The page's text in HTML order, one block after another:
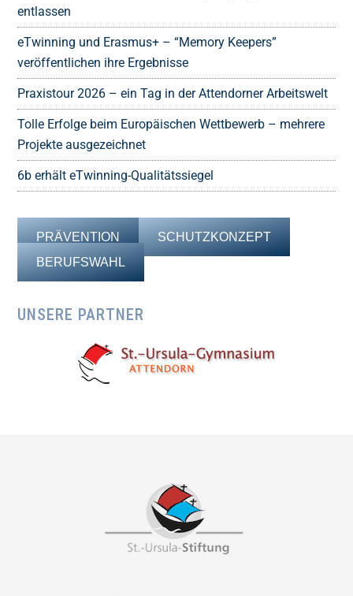
entlassen
eTwinning und Erasmus+ – “Memory Keepers”
veröffentlichen ihre Ergebnisse
Praxistour 2026 – ein Tag in der Attendorner Arbeitswelt
Tolle Erfolge beim Europäischen Wettbewerb – mehrere
Projekte ausgezeichnet
6b erhält eTwinning-Qualitätssiegel
PRÄVENTION
SCHUTZKONZEPT
BERUFSWAHL
UNSERE PARTNER